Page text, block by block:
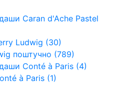
Caran d'Ache Pastel
Ludwig (30)
поштучно (789)
Conté à Paris (4)
à Paris (1)